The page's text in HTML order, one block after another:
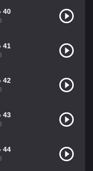
40
41
42
43
44